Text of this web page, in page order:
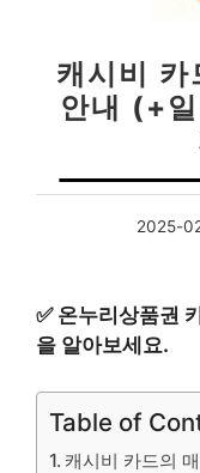
캐시비
안내 (+
2025-
✅ 온누리상품권
을 알아보세요.
Table of
캐시비 카드의